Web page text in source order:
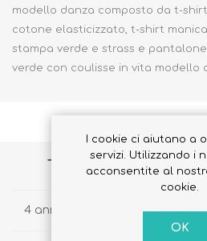
modello danza composto da t-
cotone elasticizzato, t-shirt
stampa verde e strass e
verde con coulisse in vita modello
Tuta jogging bimba
4 anni
I cookie ci aiutano a
servizi. Utilizzando i
acconsentite al
cookie.
OK